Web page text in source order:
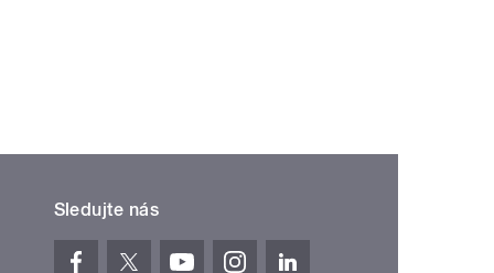
Sledujte nás